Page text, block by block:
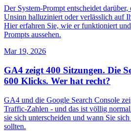
Der System-Prompt entscheidet
Unsinn halluziniert oder verlässlich auf
Hier erfahren Sie, wie er funktioniert
Prompts aussehen.
Mar 19, 2026
GA4 zeigt 400 Sitzungen. Die
600 Klicks. Wer hat recht?
GA4 und die Google Search Console
Traffic-Zahlen - und das ist völlig
sie sich unterscheiden und wann Sie
sollten.